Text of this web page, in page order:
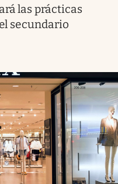
las prácticas
secundario